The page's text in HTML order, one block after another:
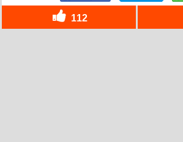
112